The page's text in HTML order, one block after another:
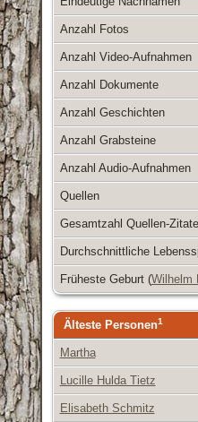
Anzahl Fotos
Anzahl Video-Aufnahmen
Anzahl Dokumente
Anzahl Geschichten
Anzahl Grabsteine
Anzahl Audio-Aufnahmen
Quellen
Gesamtzahl Quellen-Zitate
Durchschnittliche
Früheste Geburt (Wilhelm
Älteste Personen1
Martha
Lucille Hulda Tietz
Elisabeth Schmitz